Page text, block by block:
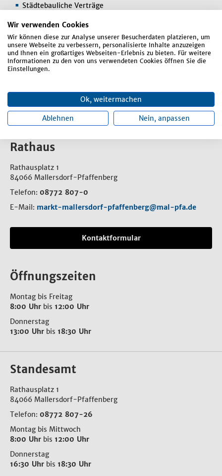
Wir verwenden Cookies
Wir können diese zur Analyse unserer Besucherdaten platzieren, um
unsere Webseite zu verbessern, personalisierte Inhalte anzuzeigen
und Ihnen ein großartiges Webseiten-Erlebnis zu bieten. Für weitere
Informationen zu den von uns verwendeten Cookies öffnen Sie die
Einstellungen.
Ok, weitermachen
Ablehnen Nein, anpassen
Städtebauliche Verträge
Tief- und Hochbau
Wasserbau und Wasserrecht
Widersprüche Kanalherstellungsbeiträge
Winterdienstverträge
Rathaus
Rathausplatz 1
84066 Mallersdorf-Pfaffenberg
Telefon: 08772 807-0
E-Mail: markt-mallersdorf-pfaffenberg@mal-pfa.de
Kontaktformular
Öffnungszeiten
Montag bis Freitag
8:00 Uhr bis 12:00 Uhr
Donnerstag
13:00 Uhr bis 18:30 Uhr
Standesamt
Rathausplatz 1
84066 Mallersdorf-Pfaffenberg
Telefon: 08772 807-26
Montag bis Mittwoch
8:00 Uhr bis 12:00 Uhr
Donnerstag
16:30 Uhr bis 18:30 Uhr